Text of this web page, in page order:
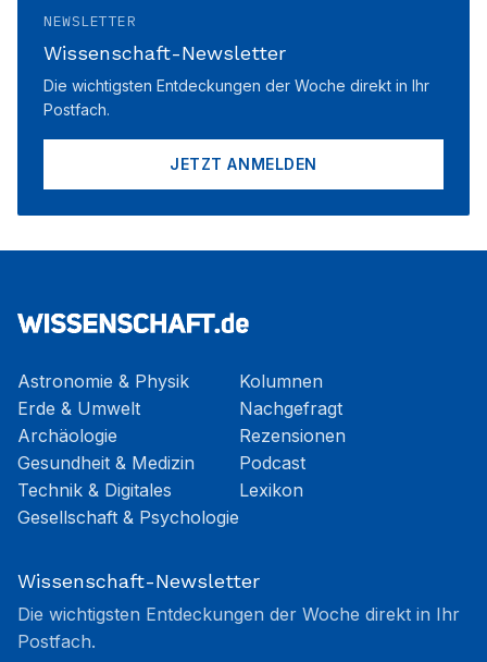
NEWSLETTER
Wissenschaft-Newsletter
Die wichtigsten Entdeckungen der Woche direkt in Ihr
Postfach.
JETZT ANMELDEN
Astronomie & Physik
Erde & Umwelt
Archäologie
Gesundheit & Medizin
Technik & Digitales
Gesellschaft & Psychologie
Kolumnen
Nachgefragt
Rezensionen
Podcast
Lexikon
Wissenschaft-Newsletter
Die wichtigsten Entdeckungen der Woche direkt in Ihr
Postfach.